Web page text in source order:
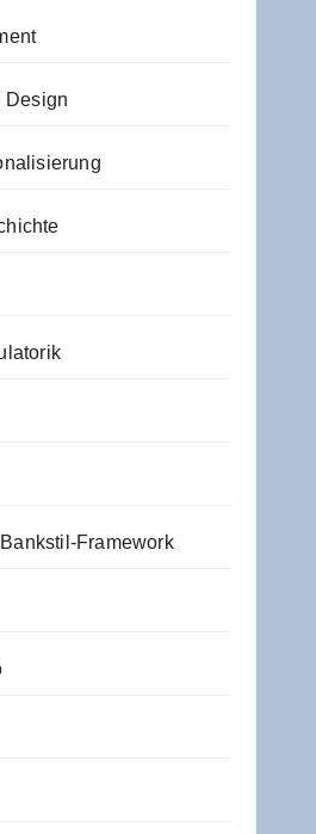
Design
Framework